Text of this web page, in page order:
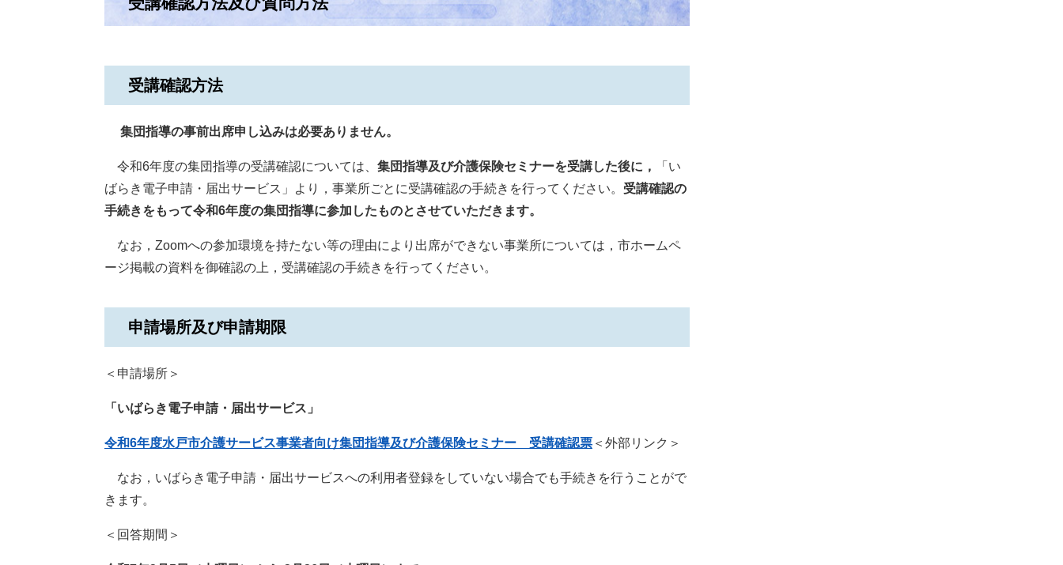
受講確認方法
集団指導の事前出席申し込みは必要ありません。
令和6年度の集団指導の受講確認については、 集団指導及び介護保険セミナーを受講した後に，
「い
ばらき電子申請・届出サービス」より，事業所ごとに受講確認の手続きを行ってください。 受講確認の
手続きをもって令和6年度の集団指導に参加したものとさせていただきます。
なお，Zoomへの参加環境を持たない等の理由により出席ができない事業所については，市ホームペ
ージ掲載の資料を御確認の上，受講確認の手続きを行ってください。
申請場所及び申請期限
＜申請場所＞
「いばらき電子申請・届出サービス」
令和6年度水戸市介護サービス事業者向け集団指導及び介護保険セミナー 受講確認票 ＜外部リンク＞
なお，いばらき電子申請・届出サービスへの利用者登録をしていない場合でも手続きを行うことがで
きます。
＜回答期間＞